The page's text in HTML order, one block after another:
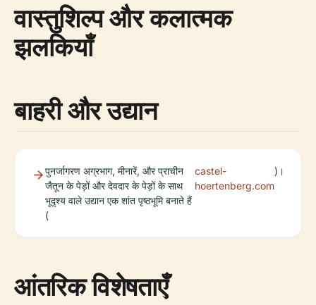
वास्तुशिल्प और कलात्मक
झलकियाँ
बाहरी और उद्यान
पुनर्जागरण अग्रभाग, मीनारें, और प्राचीन
जैतून के पेड़ों और देवदार के पेड़ों के साथ
भूदृश्य वाले उद्यान एक शांत पृष्ठभूमि बनाते हैं
(
castel-
hoertenberg.com
)।
आंतरिक विशेषताएँ